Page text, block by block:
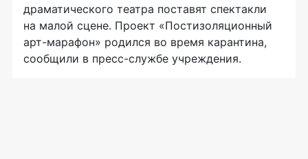
драматического театра поставят спектакли
на малой сцене. Проект «Постизоляционный
арт-марафон» родился во время карантина,
сообщили в пресс-службе учреждения.